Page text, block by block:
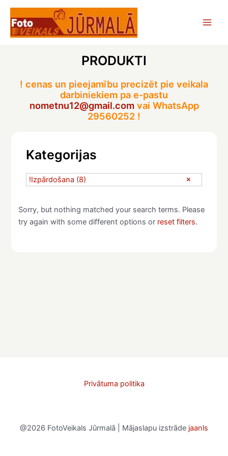
Skip
content
PRODUKTI
! cenas un pieejamību precizēt pie veikala
darbiniekiem pa e-pastu
nometnu12@gmail.comvai WhatsApp
29560252 !
Kategorijas
!Izpārdošana (8)
Sorry, but nothing matched your search terms. Please
try again with some different options or reset filters.
Privātuma politika
@2026 FotoVeikals Jūrmalā | Mājaslapu izstrāde jaanls